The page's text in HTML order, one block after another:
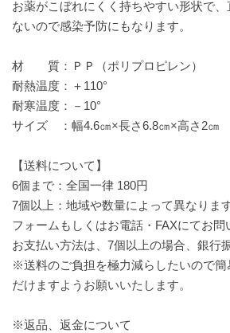
お薬がこぼれにくく持ちやすい形状で
ないので感染予防にもなります。
材 質：ＰＰ（ポリプロピレン）
耐熱温度：＋110°
耐寒温度：－10°
サイズ ：幅4.6㎝×長さ6.8㎝×高さ2㎝
【送料について】
6個まで：全国一律 180円
7個以上：地域や数量によって異なりま
フォームもしくはお電話・FAXにてお問
お支払い方法は、7個以上の場合、銀行
※送料のご負担を極力減らしたいので簡
だけますようお願いいたします。
※返品、返金について